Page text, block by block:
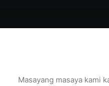
Masayang masaya kami